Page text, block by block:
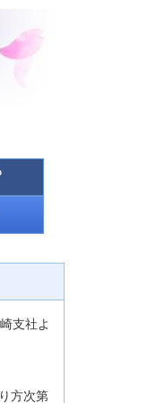
支社よ
方次第